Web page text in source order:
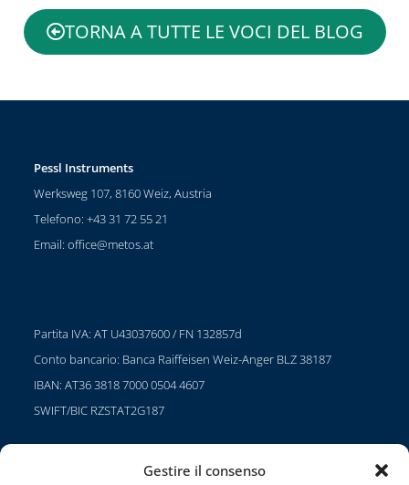
Gestire il consenso
TORNA A TUTTE LE VOCI DEL BLOG
Pessl Instruments
Werksweg 107, 8160 Weiz, Austria
Telefono: +43 31 72 55 21
Email:office@metos.at
Partita IVA: AT U43037600 / FN 132857d
Conto bancario: Banca Raiffeisen Weiz-Anger BLZ 38187
IBAN: AT36 3818 7000 0504 4607
SWIFT/BIC RZSTAT2G187